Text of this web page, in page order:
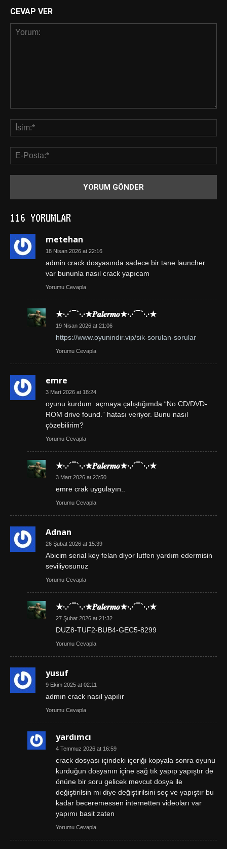
CEVAP VER
116 YORUMLAR
metehan
18 Nisan 2026 at 22:16
admin crack dosyasında sadece bir tane launcher
var bununla nasıl crack yapıcam
Yorumu Cevapla
★·.·´¯`·.·★𝑷𝒂𝒍𝒆𝒓𝒎𝒐★·.·´¯`·.·★
19 Nisan 2026 at 21:06
https://www.oyunindir.vip/sik-sorulan-sorular
Yorumu Cevapla
emre
3 Mart 2026 at 18:24
oyunu kurdum. açmaya çalıştığımda “No CD/DVD-
ROM drive found.” hatası veriyor. Bunu nasıl
çözebilirim?
Yorumu Cevapla
★·.·´¯`·.·★𝑷𝒂𝒍𝒆𝒓𝒎𝒐★·.·´¯`·.·★
3 Mart 2026 at 23:50
emre crak uygulayın..
Yorumu Cevapla
Adnan
26 Şubat 2026 at 15:39
Abicim serial key felan diyor lutfen yardım edermisin
seviliyosunuz
Yorumu Cevapla
★·.·´¯`·.·★𝑷𝒂𝒍𝒆𝒓𝒎𝒐★·.·´¯`·.·★
27 Şubat 2026 at 21:32
DUZ8-TUF2-BUB4-GEC5-8299
Yorumu Cevapla
yusuf
9 Ekim 2025 at 02:11
admın crack nasıl yapılır
Yorumu Cevapla
yardımcı
4 Temmuz 2026 at 16:59
crack dosyası içindeki içeriği kopyala sonra oyunu
kurduğun dosyanın içine sağ tık yapıp yapıştır de
önüne bir soru gelicek mevcut dosya ile
değiştirilsin mi diye değiştirilsini seç ve yapıştır bu
kadar beceremessen internetten videoları var
yapımı basit zaten
Yorumu Cevapla